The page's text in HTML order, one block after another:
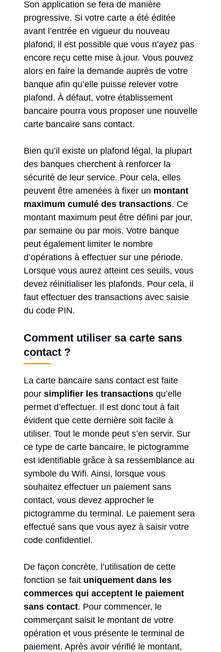
Son application se fera de manière
progressive. Si votre carte a été éditée
avant l’entrée en vigueur du nouveau
plafond, il est possible que vous n’ayez pas
encore reçu cette mise à jour. Vous pouvez
alors en faire la demande auprès de votre
banque afin qu’elle puisse relever votre
plafond. À défaut, votre établissement
bancaire pourra vous proposer une nouvelle
carte bancaire sans contact.
Bien qu’il existe un plafond légal, la plupart
des banques cherchent à renforcer la
sécurité de leur service. Pour cela, elles
peuvent être amenées à fixer un montant
maximum cumulé des transactions. Ce
montant maximum peut être défini par jour,
par semaine ou par mois. Votre banque
peut également limiter le nombre
d’opérations à effectuer sur une période.
Lorsque vous aurez atteint ces seuils, vous
devez réinitialiser les plafonds. Pour cela, il
faut effectuer des transactions avec saisie
du code PIN.
Comment utiliser sa carte sans
contact ?
La carte bancaire sans contact est faite
pour simplifier les transactions qu’elle
permet d’effectuer. Il est donc tout à fait
évident que cette dernière soit facile à
utiliser. Tout le monde peut s’en servir. Sur
ce type de carte bancaire, le pictogramme
est identifiable grâce à sa ressemblance au
symbole du Wifi. Ainsi, lorsque vous
souhaitez effectuer un paiement sans
contact, vous devez approcher le
pictogramme du terminal. Le paiement sera
effectué sans que vous ayez à saisir votre
code confidentiel.
De façon concrète, l’utilisation de cette
fonction se fait uniquement dans les
commerces qui acceptent le paiement
sans contact. Pour commencer, le
commerçant saisit le montant de votre
opération et vous présente le terminal de
paiement. Après avoir vérifié le montant,